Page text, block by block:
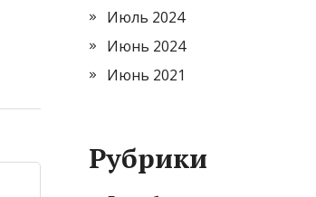
Июль 2024
Июнь 2024
Июнь 2021
Рубрики